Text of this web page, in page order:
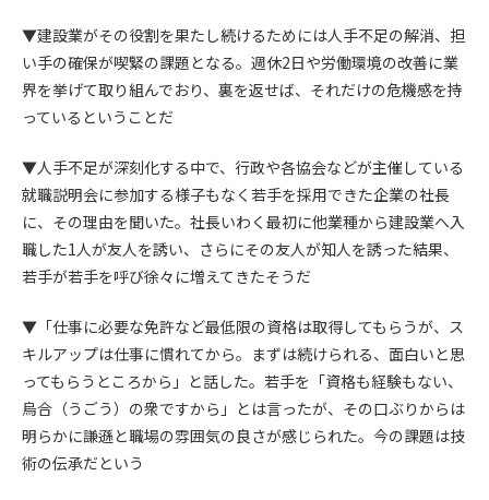
▼建設業がその役割を果たし続けるためには人手不足の解消、担
い手の確保が喫緊の課題となる。週休2日や労働環境の改善に業
界を挙げて取り組んでおり、裏を返せば、それだけの危機感を持
っているということだ
▼人手不足が深刻化する中で、行政や各協会などが主催している
就職説明会に参加する様子もなく若手を採用できた企業の社長
に、その理由を聞いた。社長いわく最初に他業種から建設業へ入
職した1人が友人を誘い、さらにその友人が知人を誘った結果、
若手が若手を呼び徐々に増えてきたそうだ
▼「仕事に必要な免許など最低限の資格は取得してもらうが、ス
キルアップは仕事に慣れてから。まずは続けられる、面白いと思
ってもらうところから」と話した。若手を「資格も経験もない、
烏合（うごう）の衆ですから」とは言ったが、その口ぶりからは
明らかに謙遜と職場の雰囲気の良さが感じられた。今の課題は技
術の伝承だという
ちに全ての会員が了承したものとみなします。
第4条（会員審査および資格の取り消し）
会員とは、本規約を承諾の上、所定の会員申込手続きを完了
後、管理者がこれを承認した者をいいます。
第4条（会員の定義と登録）
1. 管理者は前条により審査の結果、会員申込みをした者が以下
の何れかの項目に該当することがわかった場合、その者の会
員としての権限を承認しないことがあります。
(1) 会員申し込みをした者が実在しなかった場合
(3) 会員申し込みの際、申告事項に虚偽があった場合
(4) 会員申込者が管理者所定の手続き通りに会員申込手続き処
理を行わなかった場合
(5) その他管理者が会員とすることを不適当と判断した場合
2. 管理者は承認後であっても承認した会員が前項の何れかに該
当することが判明した場合、会員資格を取り消すことがあり
ます。